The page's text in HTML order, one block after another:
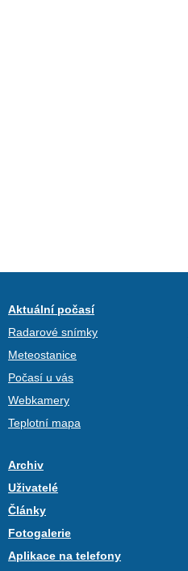
Aktuální počasí
Radarové snímky
Meteostanice
Počasí u vás
Webkamery
Teplotní mapa
Archiv
Uživatelé
Články
Fotogalerie
Aplikace na telefony